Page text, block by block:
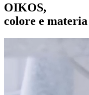
OIKOS,
colore e